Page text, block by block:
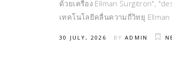
ด้วยเครื่อง Ellman Surgitron",
เทคโนโลยีคลื่นความถี่วิทยุ Ellman
30 JULY, 2026 BYADMIN